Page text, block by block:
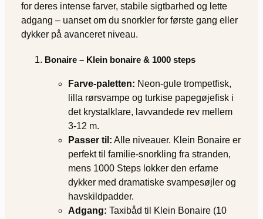
for deres intense farver, stabile sigtbarhed og lette
adgang – uanset om du snorkler for første gang eller
dykker på avanceret niveau.
Bonaire – Klein bonaire & 1000 steps
Farve‐paletten: Neon-gule trompetfisk,
lilla rørsvampe og turkise papegøjefisk i
det krystalklare, lavvandede rev mellem
3-12 m.
Passer til: Alle niveauer. Klein Bonaire er
perfekt til familie-snorkling fra stranden,
mens 1000 Steps lokker den erfarne
dykker med dramatiske svampesøjler og
havskildpadder.
Adgang: Taxibåd til Klein Bonaire (10